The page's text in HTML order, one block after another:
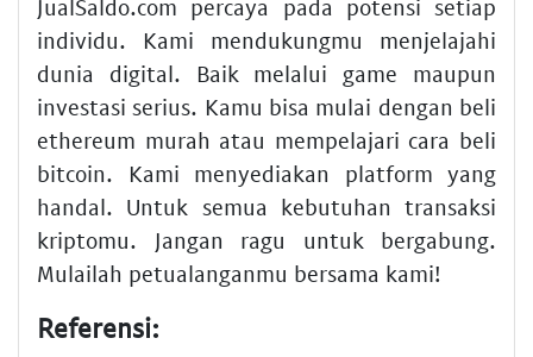
JualSaldo.com percaya pada potensi setiap
individu. Kami mendukungmu menjelajahi
dunia digital. Baik melalui game maupun
investasi serius. Kamu bisa mulai dengan beli
ethereum murah atau mempelajari cara beli
bitcoin. Kami menyediakan platform yang
handal. Untuk semua kebutuhan transaksi
kriptomu. Jangan ragu untuk bergabung.
Mulailah petualanganmu bersama kami!
Referensi: